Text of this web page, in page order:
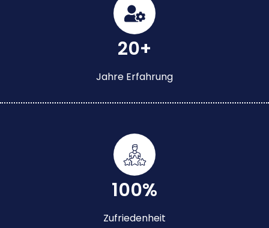
20+
Jahre Erfahrung
100%
Zufriedenheit